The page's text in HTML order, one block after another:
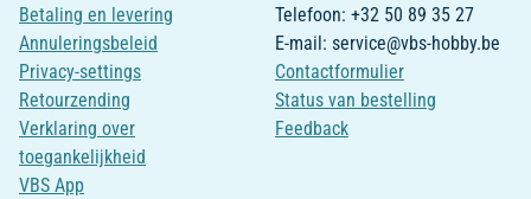
Betaling en levering
Annuleringsbeleid
Privacy-settings
Retourzending
Verklaring over
toegankelijkheid
VBS App
Telefoon: +32 50 89 35 27
E-mail: service@vbs-hobby.be
Contactformulier
Status van bestelling
Feedback